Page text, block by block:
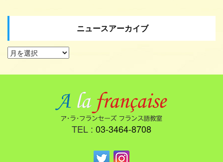
ニュースアーカイブ
TEL : 03-3464-8708